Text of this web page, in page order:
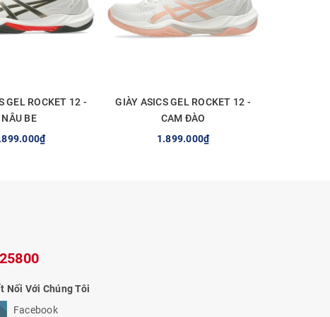
GEL ROCKET 12 -
NÂU BE
GIÀY ASICS GEL ROCKET 12 -
CAM ĐÀO
1.899.000₫
Nối Với Chúng Tôi
Facebook